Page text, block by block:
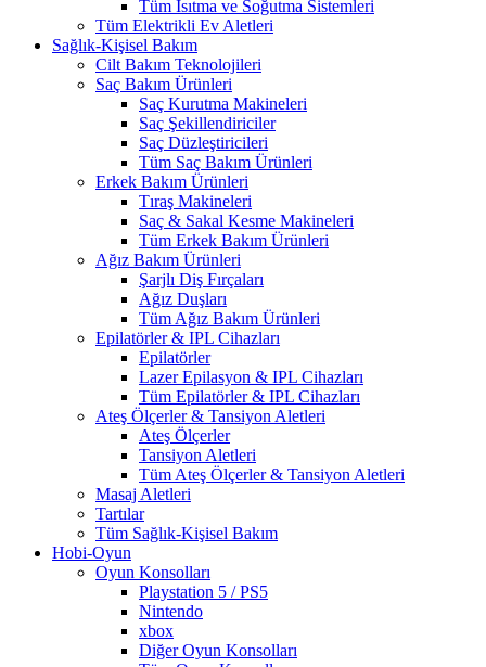
Tüm Isıtma ve Soğutma Sistemleri
Tüm Elektrikli Ev Aletleri
Sağlık-Kişisel Bakım
Cilt Bakım Teknolojileri
Saç Bakım Ürünleri
Saç Kurutma Makineleri
Saç Şekillendiriciler
Saç Düzleştiricileri
Tüm Saç Bakım Ürünleri
Erkek Bakım Ürünleri
Tıraş Makineleri
Saç & Sakal Kesme Makineleri
Tüm Erkek Bakım Ürünleri
Ağız Bakım Ürünleri
Şarjlı Diş Fırçaları
Ağız Duşları
Tüm Ağız Bakım Ürünleri
Epilatörler & IPL Cihazları
Epilatörler
Lazer Epilasyon & IPL Cihazları
Tüm Epilatörler & IPL Cihazları
Ateş Ölçerler & Tansiyon Aletleri
Ateş Ölçerler
Tansiyon Aletleri
Tüm Ateş Ölçerler & Tansiyon Aletleri
Masaj Aletleri
Tartılar
Tüm Sağlık-Kişisel Bakım
Hobi-Oyun
Oyun Konsolları
Playstation 5 / PS5
Nintendo
xbox
Diğer Oyun Konsolları